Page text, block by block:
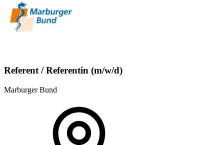
Referent / Referentin (m/w/d)
Marburger Bund